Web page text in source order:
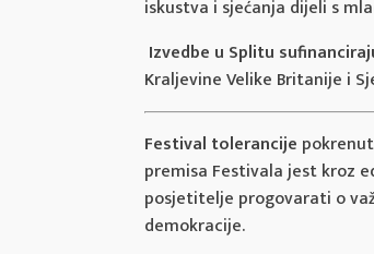
iskustva i sjećanja dijeli s
Izvedbe u Splitu
Kraljevine Velike Britanije i
Festival tolerancije
premisa Festivala jest kroz
posjetitelje progovarati o
demokracije.